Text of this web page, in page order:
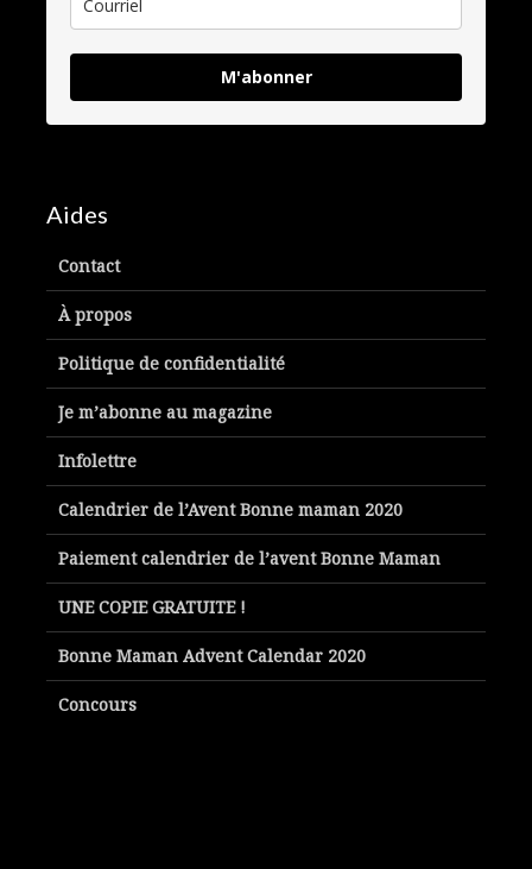
M'abonner
Aides
Contact
À propos
Politique de confidentialité
Je m’abonne au magazine
Infolettre
Calendrier de l’Avent Bonne maman 2020
Paiement calendrier de l’avent Bonne Maman
UNE COPIE GRATUITE !
Bonne Maman Advent Calendar 2020
Concours